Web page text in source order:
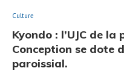
Culture
Kyondo : l’UJC de
Conception se dote
paroissial.